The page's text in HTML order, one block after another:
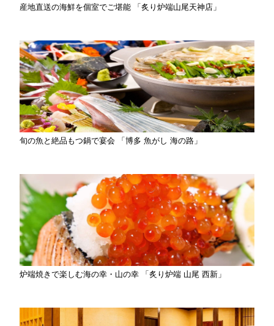
産地直送の海鮮を個室でご堪能 「炙り炉端山尾天神店」
旬の魚と絶品もつ鍋で宴会 「博多 魚がし 海の路」
炉端焼きで楽しむ海の幸・山の幸 「炙り炉端 山尾 西新」